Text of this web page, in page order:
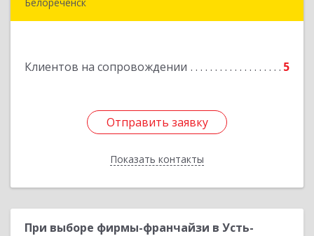
Клиентов на сопровождении 5
Отправить заявку
Показать контакты
Подробнее
Отправить заявку
Назад
При выборе фирмы-франчайзи в Усть-